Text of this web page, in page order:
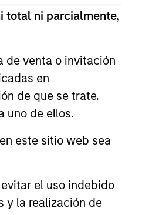
total ni parcialmente,
de venta o invitación
en
de que se trate.
uno de ellos.
este sitio web sea
el uso indebido
y la realización de
on the site